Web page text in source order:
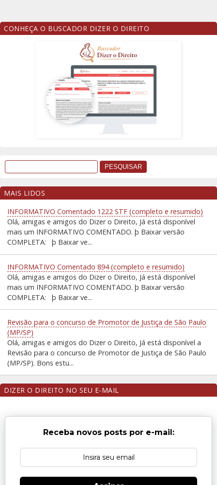
CONHEÇA O BUSCADOR DIZER O DIREITO
MAIS LIDOS
INFORMATIVO Comentado 1222 STF (completo e resumido)
Olá, amigas e amigos do Dizer o Direito, Já está disponível
mais um INFORMATIVO COMENTADO. þ Baixar versão
COMPLETA: þ Baixar ve...
INFORMATIVO Comentado 894 (completo e resumido)
Olá, amigas e amigos do Dizer o Direito, Já está disponível
mais um INFORMATIVO COMENTADO. þ Baixar versão
COMPLETA: þ Baixar ve...
Revisão para o concurso de Promotor de Justiça de São Paulo
(MP/SP)
Olá, amigas e amigos do Dizer o Direito, Já está disponível a
Revisão para o concurso de Promotor de Justiça de São Paulo
(MP/SP). Bons estu...
DIZER O DIREITO NO SEU E-MAIL
Receba novos posts por e-mail: